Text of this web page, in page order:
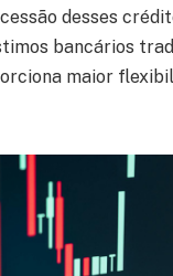
desses
bancários
maior